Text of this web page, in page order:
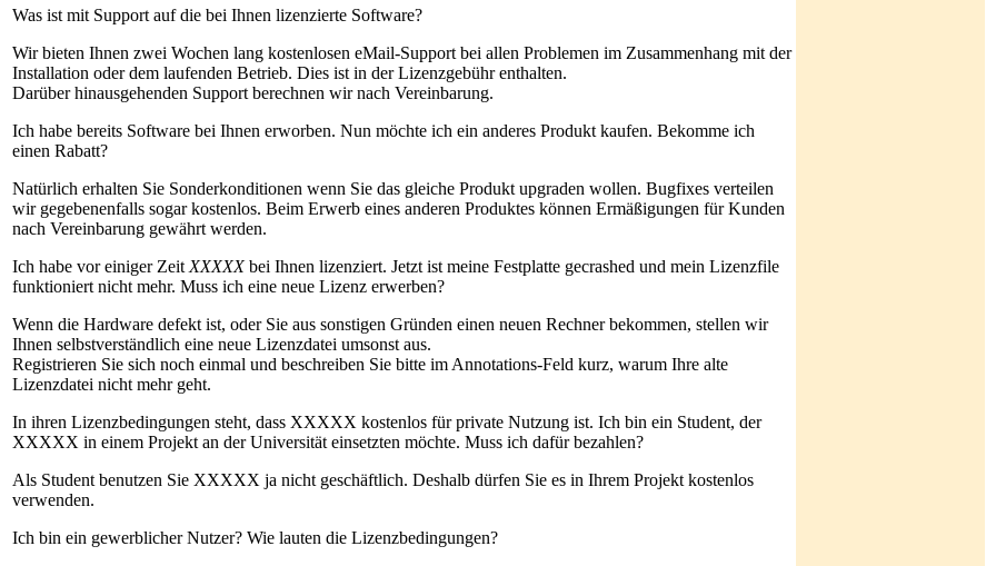
Was ist mit Support auf die bei Ihnen lizenzierte Software?
Wir bieten Ihnen zwei Wochen lang kostenlosen eMail-Support bei allen Problemen im Zusammenhang mit der
Installation oder dem laufenden Betrieb. Dies ist in der Lizenzgebühr enthalten.
Darüber hinausgehenden Support berechnen wir nach Vereinbarung.
Ich habe bereits Software bei Ihnen erworben. Nun möchte ich ein anderes Produkt kaufen. Bekomme ich
einen Rabatt?
Natürlich erhalten Sie Sonderkonditionen wenn Sie das gleiche Produkt upgraden wollen. Bugfixes verteilen
wir gegebenenfalls sogar kostenlos. Beim Erwerb eines anderen Produktes können Ermäßigungen für Kunden
nach Vereinbarung gewährt werden.
Ich habe vor einiger Zeit XXXXXbei Ihnen lizenziert. Jetzt ist meine Festplatte gecrashed und mein Lizenzfile
funktioniert nicht mehr. Muss ich eine neue Lizenz erwerben?
Wenn die Hardware defekt ist, oder Sie aus sonstigen Gründen einen neuen Rechner bekommen, stellen wir
Ihnen selbstverständlich eine neue Lizenzdatei umsonst aus.
Registrieren Sie sich noch einmal und beschreiben Sie bitte im Annotations-Feld kurz, warum Ihre alte
Lizenzdatei nicht mehr geht.
In ihren Lizenzbedingungen steht, dass XXXXX kostenlos für private Nutzung ist. Ich bin ein Student, der
XXXXX in einem Projekt an der Universität einsetzten möchte. Muss ich dafür bezahlen?
Als Student benutzen Sie XXXXX ja nicht geschäftlich. Deshalb dürfen Sie es in Ihrem Projekt kostenlos
verwenden.
Ich bin ein gewerblicher Nutzer? Wie lauten die Lizenzbedingungen?